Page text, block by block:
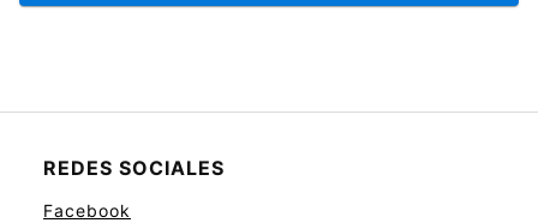
REDES SOCIALES
Facebook